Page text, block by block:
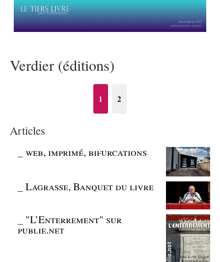
Verdier (éditions)
1 2
Articles
_web, imprimé, bifurcations
_Lagrasse, Banquet du livre
"L’Enterrement" sur
publie.net